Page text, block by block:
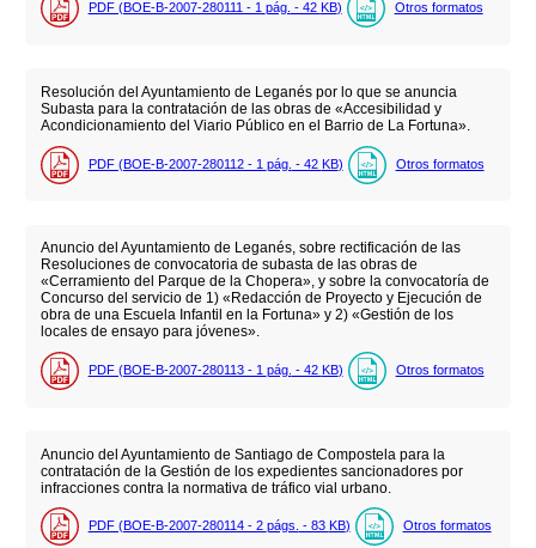
PDF (BOE-B-2007-280111 - 1 pág. - 42 KB) Otros formatos
Resolución del Ayuntamiento de Leganés por lo que se anuncia
Subasta para la contratación de las obras de «Accesibilidad y
Acondicionamiento del Viario Público en el Barrio de La Fortuna».
PDF (BOE-B-2007-280112 - 1 pág. - 42 KB) Otros formatos
Anuncio del Ayuntamiento de Leganés, sobre rectificación de las
Resoluciones de convocatoria de subasta de las obras de
«Cerramiento del Parque de la Chopera», y sobre la convocatoría de
Concurso del servicio de 1) «Redacción de Proyecto y Ejecución de
obra de una Escuela Infantil en la Fortuna» y 2) «Gestión de los
locales de ensayo para jóvenes».
PDF (BOE-B-2007-280113 - 1 pág. - 42 KB) Otros formatos
Anuncio del Ayuntamiento de Santiago de Compostela para la
contratación de la Gestión de los expedientes sancionadores por
infracciones contra la normativa de tráfico vial urbano.
PDF (BOE-B-2007-280114 - 2 págs. - 83 KB) Otros formatos